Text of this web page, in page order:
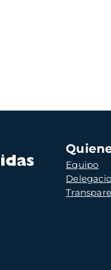
Navegación
principal
Equipo